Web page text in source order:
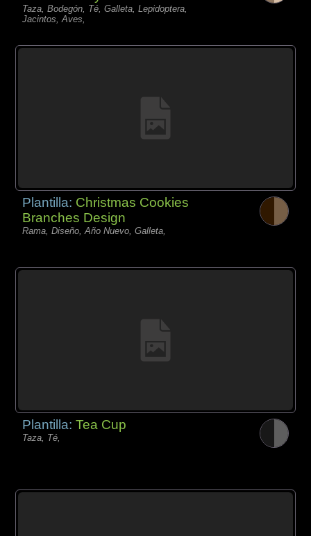
Taza, Bodegón, Té, Galleta, Lepidoptera,
Jacintos, Aves,
Plantilla: Christmas Cookies
Branches Design
Rama, Diseño, Año Nuevo, Galleta,
Plantilla:Tea Cup
Taza, Té,